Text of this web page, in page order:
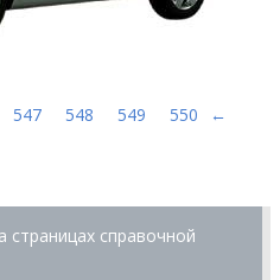
547 548 549 550
←
страницах справочной